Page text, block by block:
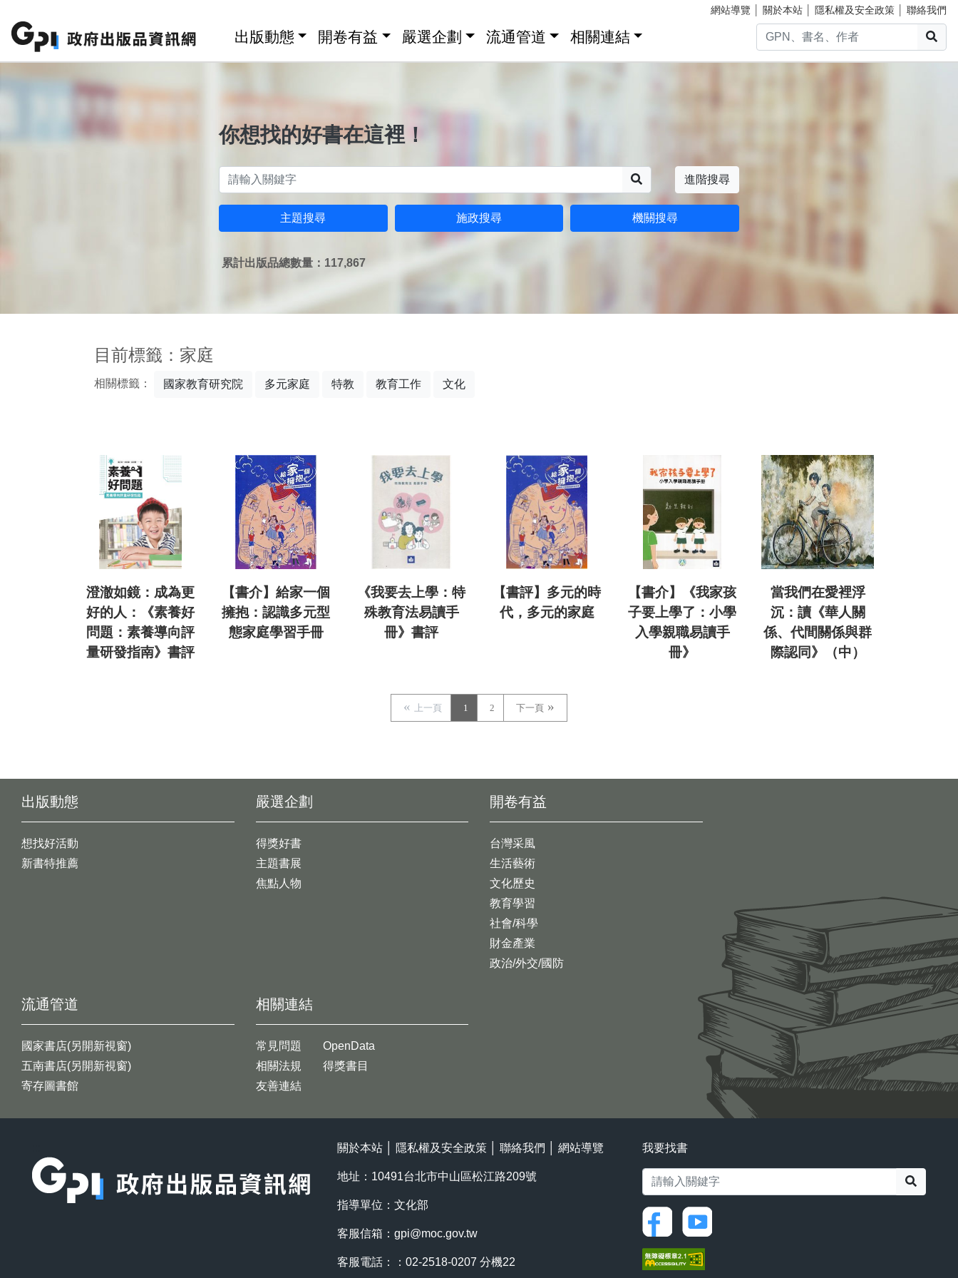
網站導覽 關於本站 隱私權及安全政策 聯絡我們
出版動態 開卷有益 嚴選企劃 流通管道 相關連結
你想找的好書在這裡！
進階搜尋
主題搜尋 施政搜尋 機關搜尋
累計出版品總數量：117,867
目前標籤：家庭
相關標籤： 國家教育研究院 多元家庭 特教 教育工作 文化
澄澈如鏡：成為更
好的人：《素養好
問題：素養導向評
量研發指南》書評
【書介】給家一個
擁抱：認識多元型
態家庭學習手冊
《我要去上學：特
殊教育法易讀手
冊》書評
【書評】多元的時
代，多元的家庭
【書介】《我家孩
子要上學了：小學
入學親職易讀手
冊》
當我們在愛裡浮
沉：讀《華人關
係、代間關係與群
際認同》（中）
上一頁 1 2 下一頁
出版動態
想找好活動
新書特推薦
開卷有益
台灣采風
生活藝術
文化歷史
教育學習
社會/科學
財金產業
政治/外交/國防
嚴選企劃
得獎好書
主題書展
焦點人物
流通管道
國家書店(另開新視窗)
五南書店(另開新視窗)
寄存圖書館
相關連結
常見問題
相關法規
友善連結
OpenData
得獎書目
關於本站 隱私權及安全政策 聯絡我們 網站導覽
地址：10491台北市中山區松江路209號
指導單位：文化部
客服信箱： gpi@moc.gov.tw
客服電話：：02-2518-0207 分機22
我要找書